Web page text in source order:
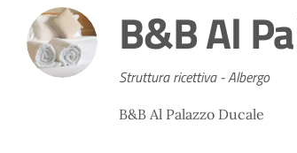
B&B Al
Struttura ricettiva - Albergo
B&B Al Palazzo Ducale